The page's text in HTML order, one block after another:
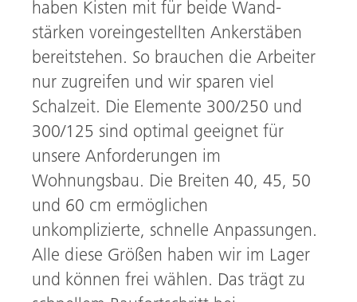
haben Kisten mit für beide Wand­
stärken voreingestellten Ankerstäben
bereitstehen. So brauchen die Arbeiter
nur zugreifen und wir sparen viel
Schalzeit. Die Elemente 300/250 und
300/125 sind optimal geeignet für
unsere Anforderungen im
Wohnungsbau. Die Breiten 40, 45, 50
und 60 cm ermöglichen
unkomplizierte, schnelle Anpassungen.
Alle diese Größen haben wir im Lager
und können frei wählen. Das trägt zu